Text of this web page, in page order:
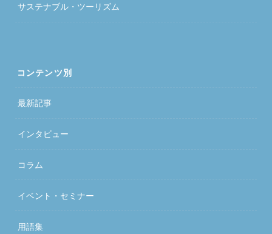
サステナブル・ツーリズム
コンテンツ別
最新記事
インタビュー
コラム
イベント・セミナー
用語集